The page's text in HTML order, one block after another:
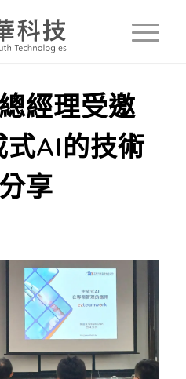
經理受邀
AI的技術
享